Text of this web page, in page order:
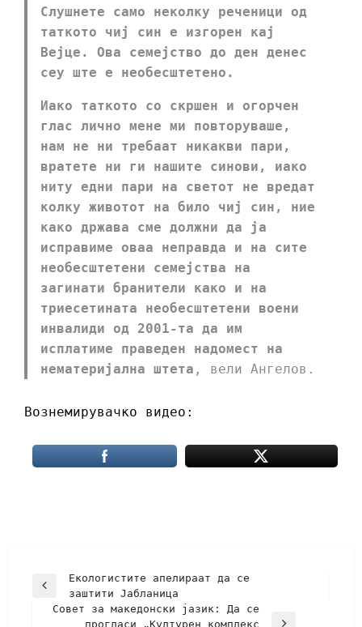
Слушнете само неколку реченици од
таткото чиј син е изгорен кај
Вејце. Ова семејство до ден денес
сеу ште е необесштетено.
Иако таткото со скршен и огорчен
глас лично мене ми повторуваше,
нам не ни требаат никакви пари,
вратете ни ги нашите синови, иако
ниту едни пари на светот не вредат
колку животот на било чиј син, ние
како држава сме должни да ја
исправиме оваа неправда и на сите
необесштетени семејства на
загинати бранители како и на
триесетината необесштетени воени
инвалиди од 2001-та да им
исплатиме праведен надомест на
нематеријална штета , вели Ангелов.
Вознемирувачко видео:
Екологистите апелираат да се
заштити Јабланица
Совет за македонски јазик: Да се
прогласи „Културен комплекс